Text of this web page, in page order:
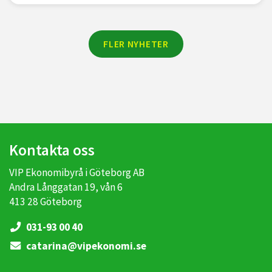
FLER NYHETER
Kontakta oss
VIP Ekonomibyrå i Göteborg AB
Andra Långgatan 19, vån 6
413 28 Göteborg
031-93 00 40
catarina@vipekonomi.se